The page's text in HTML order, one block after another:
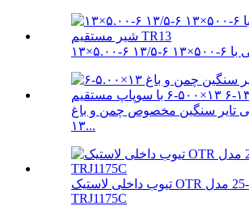
تایر سنگین مخصوص چمن و باغ
۱۳...
تیوب داخلی لاستیک OTR سایز 23.5-25 مدل
TRJ1175C